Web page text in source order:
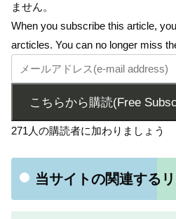
ません。
When you subscribe this article,
arcticles. You can no longer miss
こちらから購読(Free
271人の購読者に加わりましょう
当サイトの関連する